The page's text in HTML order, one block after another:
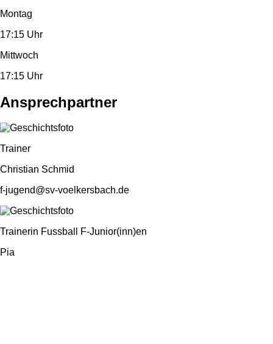
Montag
17:15 Uhr
Mittwoch
17:15 Uhr
Ansprechpartner
Trainer
Christian Schmid
f-jugend@sv-voelkersbach.de
Trainerin Fussball F-Junior(inn)en
Pia